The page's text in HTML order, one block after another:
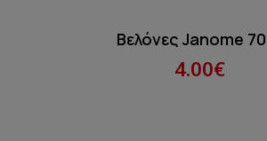
Βελόνες Janome
4.00€